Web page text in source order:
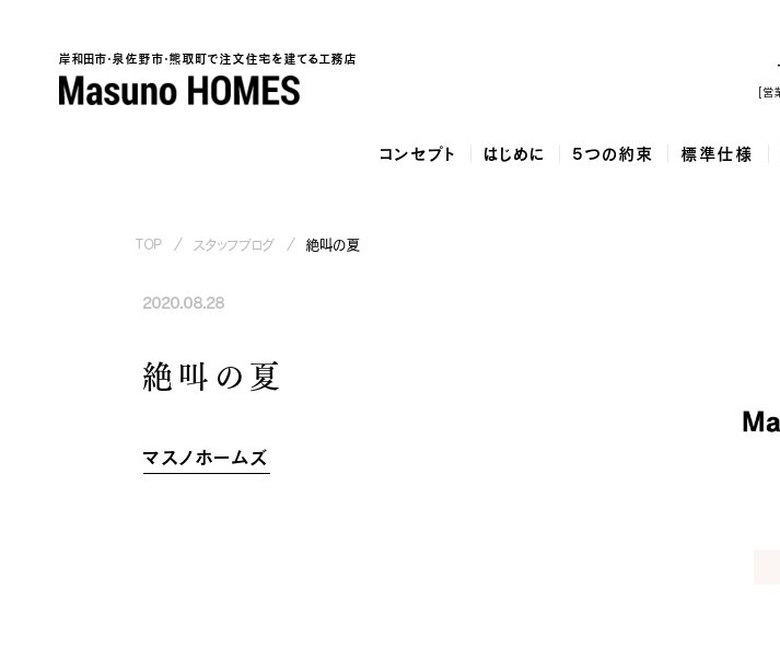
岸和田市・泉佐野市・熊取町で注文住宅を建てる工務店
[営
コンセプト はじめに 5つの約束 標準仕様
TOP スタッフブログ 絶叫の夏
2020.08.28
絶叫の夏
マスノホームズ